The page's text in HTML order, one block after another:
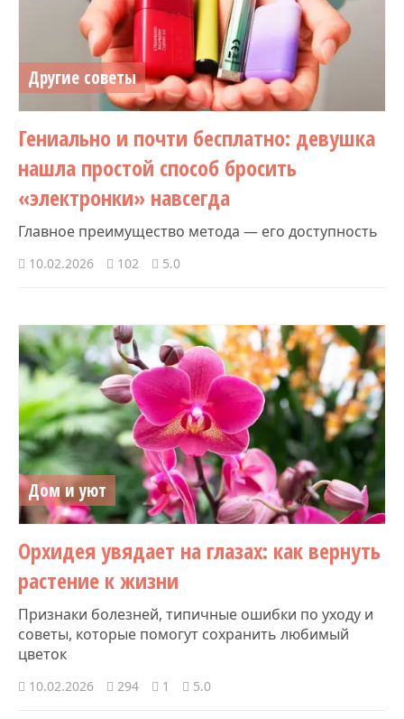
Другие советы
Гениально и почти бесплатно: девушка
нашла простой способ бросить
«электронки» навсегда
Главное преимущество метода — его доступность
10.02.2026 102 5.0
Дом и уют
Орхидея увядает на глазах: как вернуть
растение к жизни
Признаки болезней, типичные ошибки по уходу и
советы, которые помогут сохранить любимый
цветок
10.02.2026 294 1 5.0